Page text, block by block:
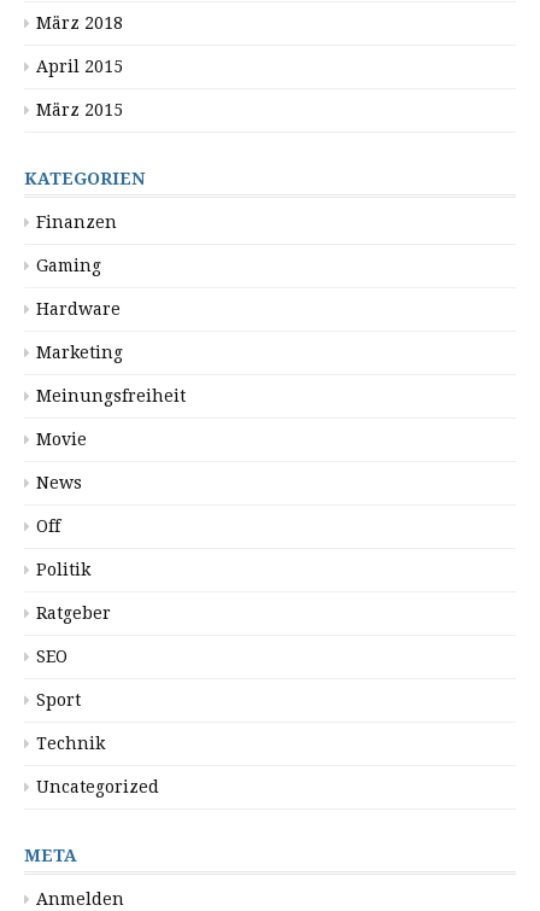
März 2018
April 2015
März 2015
KATEGORIEN
Finanzen
Gaming
Hardware
Marketing
Meinungsfreiheit
Movie
News
Off
Politik
Ratgeber
SEO
Sport
Technik
Uncategorized
META
Anmelden